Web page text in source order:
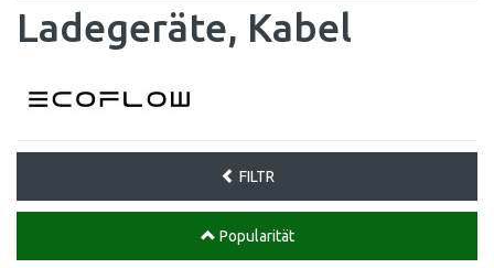
Ladegeräte, Kabel
FILTR
Popularität